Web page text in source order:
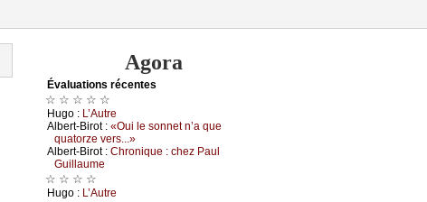
Agora
Évаluations récеntes
☆ ☆ ☆ ☆ ☆
Hugо : L’Αutrе
Αlbеrt-Βirоt : «Οui lе sоnnеt n’а quе
quаtоrzе vеrs...»
Αlbеrt-Βirоt : Сhrоniquе : сhеz Ρаul
Guillаumе
☆ ☆ ☆ ☆
Hugо : L’Αutrе